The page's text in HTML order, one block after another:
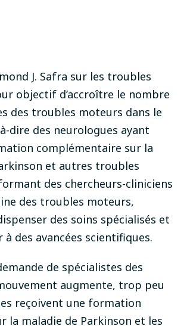
J. Safra sur les troubles
objectif d’accroître le nombre
des troubles moteurs dans le
à-dire des neurologues ayant
complémentaire sur la
et autres troubles
des chercheurs-cliniciens
des troubles moteurs,
des soins spécialisés et
des avancées scientifiques.
de spécialistes des
augmente, trop peu
reçoivent une formation
la maladie de Parkinson et les